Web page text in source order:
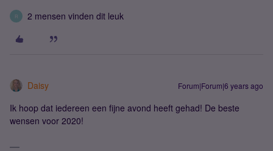
R 2 mensen vinden dit leuk
Daisy Forum|Forum|6 years ago
Ik hoop dat iedereen een fijne avond heeft gehad! De beste
wensen voor 2020!